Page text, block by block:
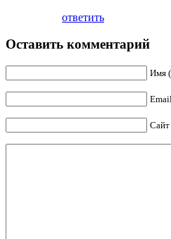
ответить
Оставить комментарий
Имя
Сайт